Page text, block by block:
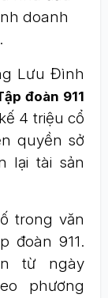
doanh
Lưu Đình
đoàn 911
4 triệu cổ
quyền sở
lại tài sản
trong văn
đoàn 911.
từ ngày
phương